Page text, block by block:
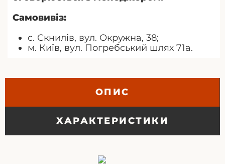
Самовивіз:
с. Скнилів, вул. Окружна, 38;
м. Київ, вул. Погребський шлях 71а.
ОПИС
ХАРАКТЕРИСТИКИ